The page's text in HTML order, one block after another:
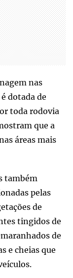
nas
dotada de
toda rodovia
que a
áreas mais
também
pelas
de
tingidos de
de
e cheias que